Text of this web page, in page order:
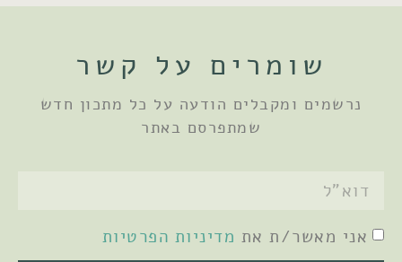
שומרים על קשר
נרשמים ומקבלים הודעה על כל מתכון חדש
שמתפרסם באתר
אני מאשר/ת את מדיניות הפרטיות